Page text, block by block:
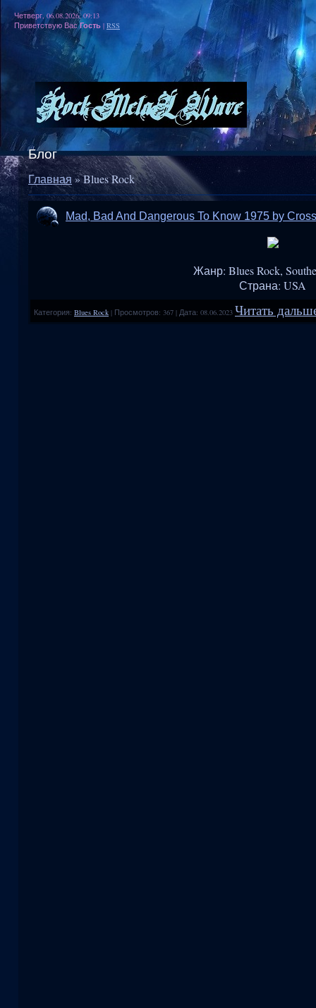
Четверг, 06.08.2026, 09:13
Приветствую Вас Гость | RSS
Блог
Главная»Blues Rock
Mad, Bad And Dangerous To Know 1975 by
Жанр: Blues Rock,
Страна: USA
Категория: Blues Rock | Просмотров: 367 | Дата: 08.06.2023 Читать